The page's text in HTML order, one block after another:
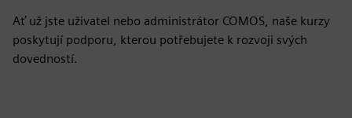
Ať už jste uživatel nebo administrátor COMOS, naše kurzy
poskytují podporu, kterou potřebujete k rozvoji svých
dovedností.